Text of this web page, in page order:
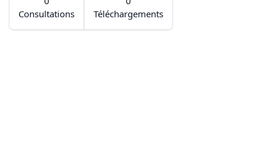
Consultations
Téléchargements